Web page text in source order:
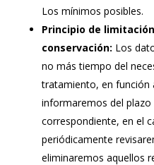
Los mínimos posibles.
Principio de
conservación: Los
no más tiempo del
tratamiento, en función
informaremos del plazo
correspondiente, en el
periódicamente
eliminaremos aquellos